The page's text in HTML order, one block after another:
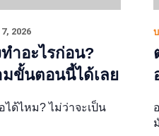
2026
ำอะไรก่อน?
มขั้นตอนนี้ได้เลย
ด้ไหม? ไม่ว่าจะเป็น